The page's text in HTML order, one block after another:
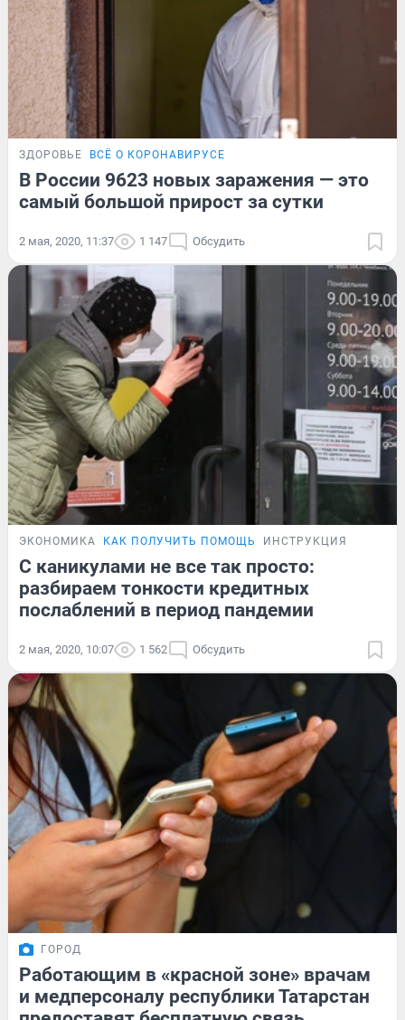
ЗДОРОВЬЕ ВСЁ О КОРОНАВИРУСЕ
В России 9623 новых заражения — это
самый большой прирост за сутки
2 мая, 2020, 11:37 1 147 Обсудить
ЭКОНОМИКА КАК ПОЛУЧИТЬ ПОМОЩЬ ИНСТРУКЦИЯ
С каникулами не все так просто:
разбираем тонкости кредитных
послаблений в период пандемии
2 мая, 2020, 10:07 1 562 Обсудить
ГОРОД
Работающим в «красной зоне» врачам
и медперсоналу республики Татарстан